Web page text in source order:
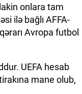
onlara tam
ilə bağlı AFFA-
Avropa futbol
UEFA hesab
mane olub,